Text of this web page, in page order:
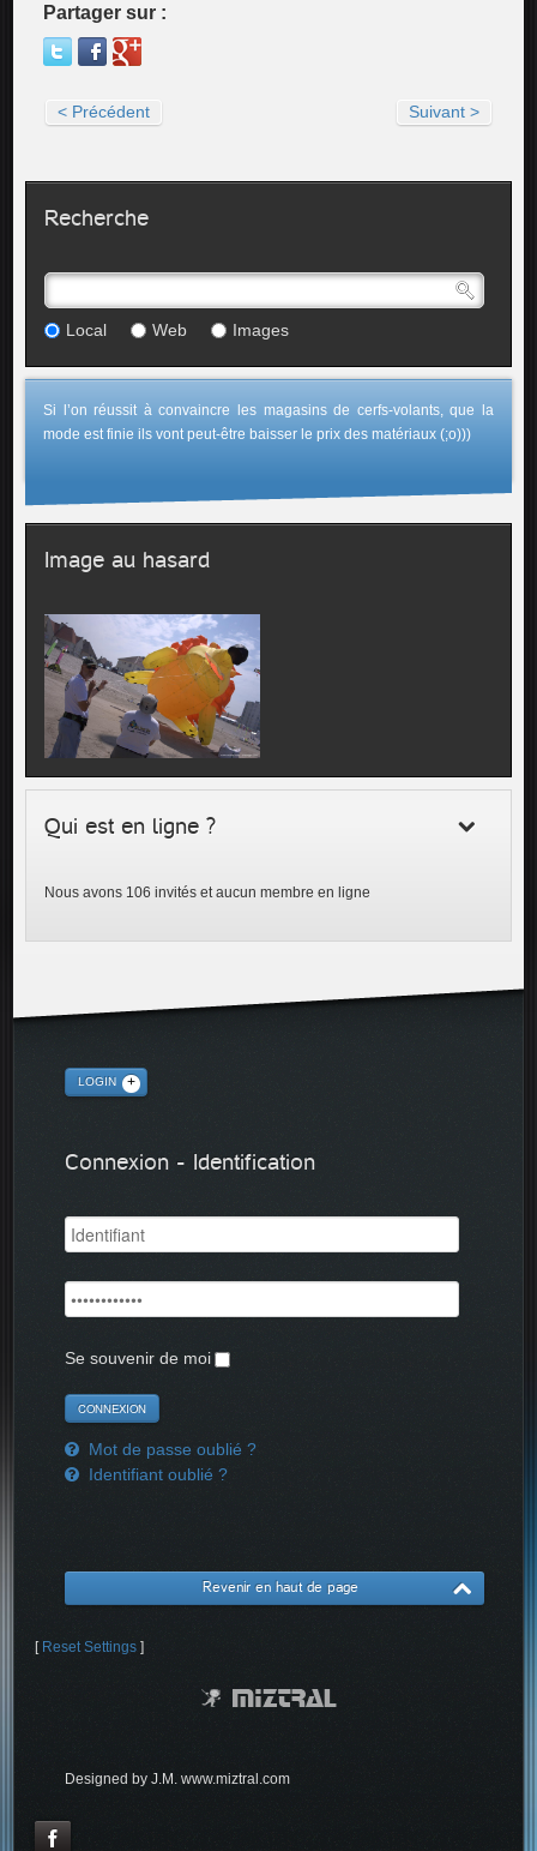
Partager sur :
< Précédent Suivant >
Recherche
Local Web Images
Si l’on réussit à convaincre les magasins de cerfs-volants, que la
mode est finie ils vont peut-être baisser le prix des matériaux (;o)))
Image au hasard
Qui est en ligne ?
Nous avons 106 invités et aucun membre en ligne
LOGIN
Connexion - Identification
Se souvenir de moi
Mot de passe oublié ?
Identifiant oublié ?
Revenir en haut de page
[ Reset Settings ]
Designed by J.M. www.miztral.com